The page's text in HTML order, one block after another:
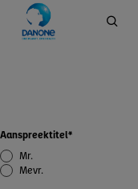
Aanspreektitel*
Mr.
Mevr.